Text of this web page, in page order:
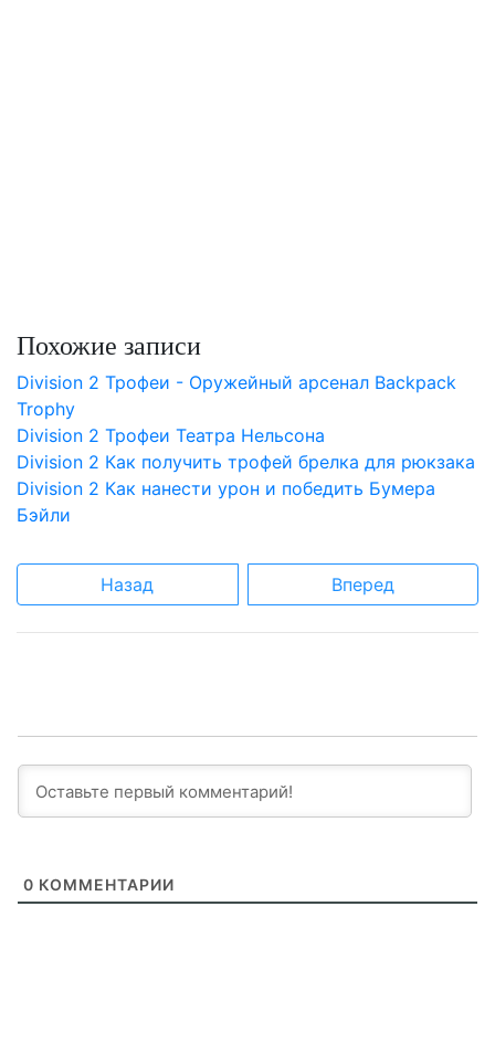
Похожие записи
Division 2 Трофеи - Оружейный арсенал Backpack
Trophy
Division 2 Трофеи Театра Нельсона
Division 2 Как получить трофей брелка для рюкзака
Division 2 Как нанести урон и победить Бумера
Бэйли
Назад Вперед
0 КОММЕНТАРИИ